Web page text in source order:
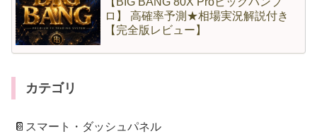
ロ】 高確率予測★相場実況解説付き
【完全版レビュー】
カテゴリ
📔スマート・ダッシュパネル